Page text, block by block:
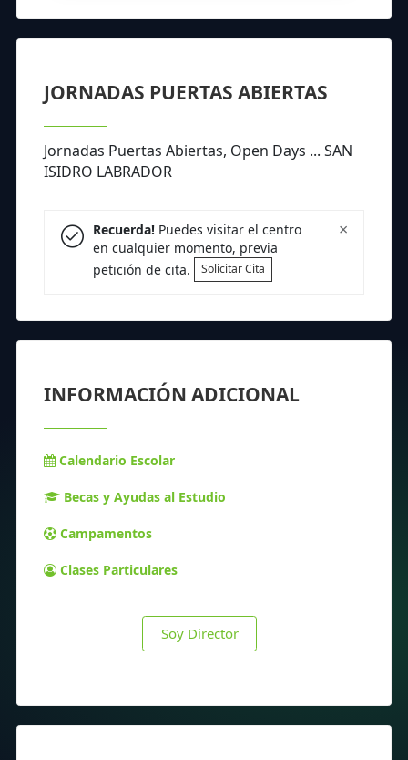
JORNADAS PUERTAS ABIERTAS
Jornadas Puertas Abiertas, Open Days ... SAN
ISIDRO LABRADOR
×
Recuerda!Puedes visitar el centro
en cualquier momento, previa
petición de cita.
Solicitar Cita
INFORMACIÓN ADICIONAL
Calendario Escolar
Becas y Ayudas al Estudio
Campamentos
Clases Particulares
Soy Director